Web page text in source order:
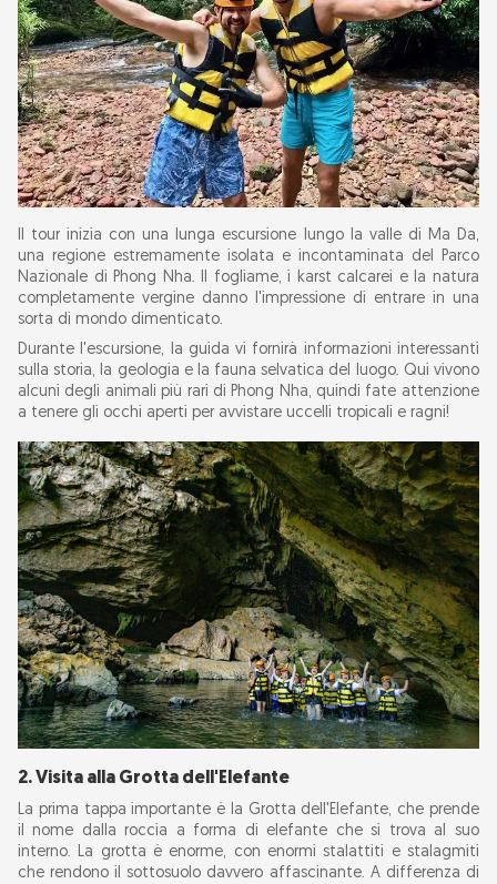
Il tour inizia con una lunga escursione lungo la valle di Ma Da,
una regione estremamente isolata e incontaminata del Parco
Nazionale di Phong Nha. Il fogliame, i karst calcarei e la natura
completamente vergine danno l'impressione di entrare in una
sorta di mondo dimenticato.
Durante l'escursione, la guida vi fornirà informazioni interessanti
sulla storia, la geologia e la fauna selvatica del luogo. Qui vivono
alcuni degli animali più rari di Phong Nha, quindi fate attenzione
a tenere gli occhi aperti per avvistare uccelli tropicali e ragni!
2. Visita alla Grotta dell'Elefante
La prima tappa importante è la Grotta dell'Elefante, che prende
il nome dalla roccia a forma di elefante che si trova al suo
interno. La grotta è enorme, con enormi stalattiti e stalagmiti
che rendono il sottosuolo davvero affascinante. A differenza di